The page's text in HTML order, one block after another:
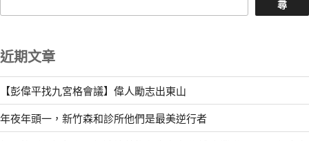
尋
近期文章
【彭偉平找九宮格會議】偉人勵志出東山
年夜年頭一，新竹森和診所他們是最美逆行者